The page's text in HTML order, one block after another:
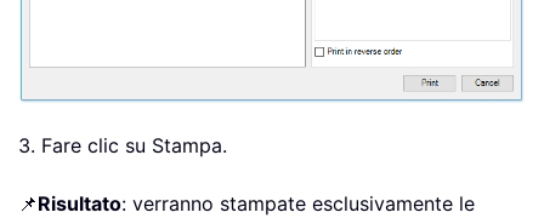
3. Fare clic su Stampa.
📌Risultato: verranno stampate esclusivamente le